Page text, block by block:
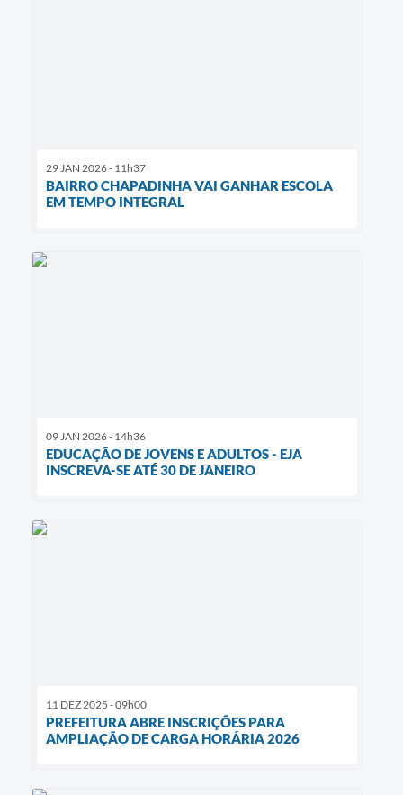
29 JAN 2026 - 11h37
BAIRRO CHAPADINHA VAI GANHAR ESCOLA
EM TEMPO INTEGRAL
09 JAN 2026 - 14h36
EDUCAÇÃO DE JOVENS E ADULTOS - EJA
INSCREVA-SE ATÉ 30 DE JANEIRO
11 DEZ 2025 - 09h00
PREFEITURA ABRE INSCRIÇÕES PARA
AMPLIAÇÃO DE CARGA HORÁRIA 2026